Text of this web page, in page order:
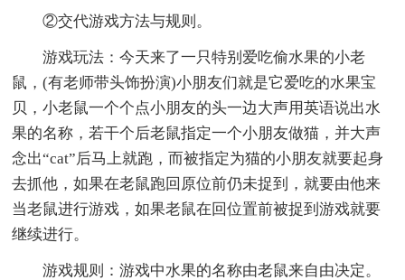
②交代游戏方法与规则。
游戏玩法：今天来了一只特别爱吃偷水果的小老
鼠，(有老师带头饰扮演)小朋友们就是它爱吃的水果宝
贝，小老鼠一个个点小朋友的头一边大声用英语说出水
果的名称，若干个后老鼠指定一个小朋友做猫，并大声
念出“cat”后马上就跑，而被指定为猫的小朋友就要起身
去抓他，如果在老鼠跑回原位前仍未捉到，就要由他来
当老鼠进行游戏，如果老鼠在回位置前被捉到游戏就要
继续进行。
游戏规则：游戏中水果的名称由老鼠来自由决定。